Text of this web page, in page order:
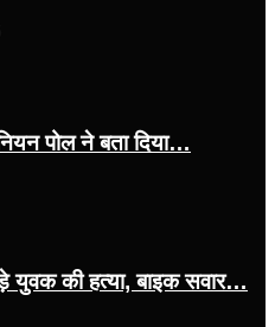
पोल ने बता दिया…
युवक की हत्या, बाइक सवार…